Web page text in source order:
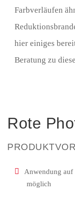
Farbverläufen
hier einiges
Beratung zu
Rote
Anwendung auf
möglich